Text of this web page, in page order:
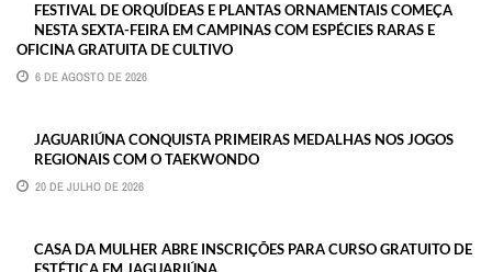
FESTIVAL DE ORQUÍDEAS E PLANTAS ORNAMENTAIS COMEÇA
NESTA SEXTA-FEIRA EM CAMPINAS COM ESPÉCIES RARAS E
OFICINA GRATUITA DE CULTIVO
6 DE AGOSTO DE 2026
JAGUARIÚNA CONQUISTA PRIMEIRAS MEDALHAS NOS JOGOS
REGIONAIS COM O TAEKWONDO
20 DE JULHO DE 2026
CASA DA MULHER ABRE INSCRIÇÕES PARA CURSO GRATUITO DE